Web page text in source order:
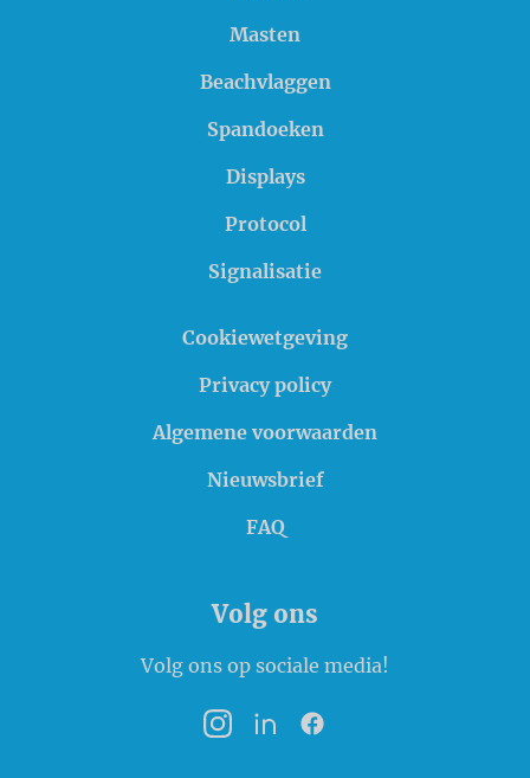
Masten
Beachvlaggen
Spandoeken
Displays
Protocol
Signalisatie
Cookiewetgeving
Privacy policy
Algemene voorwaarden
Nieuwsbrief
FAQ
Volg ons
Volg ons op sociale media!
InstagramLinkedInFacebook